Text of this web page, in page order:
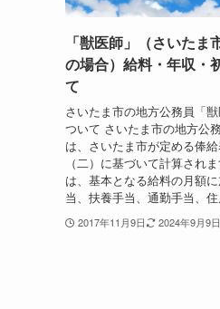
「獣医師」（さいたま
の場合）給料・年収・
て
さいたま市の地方公務員「
ついて さいたま市の地方公
は、さいたま市が定める俸
（二）に基づいて計算され
は、基本となる給料の月額
当、扶養手当、通勤手当、
2017年11月9日 2024年9月9日